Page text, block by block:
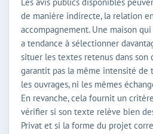
de manière indirecte, la relation
accompagnement. Une maison
a tendance à sélectionner
situer les textes retenus dans son
garantit pas la même intensité
les ouvrages, ni les mêmes
En revanche, cela fournit un
vérifier si son texte relève bien
Privat et si la forme du projet